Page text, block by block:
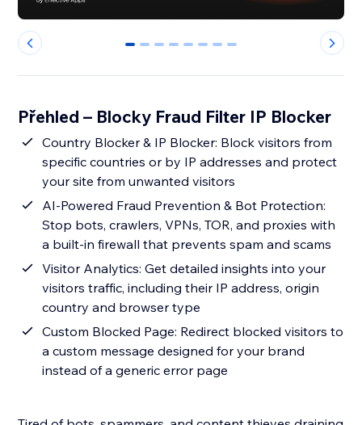
0 1 2 3 4 5 6 7
Přehled – Blocky Fraud Filter IP Blocker
Country Blocker & IP Blocker: Block visitors from
specific countries or by IP addresses and protect
your site from unwanted visitors
AI-Powered Fraud Prevention & Bot Protection:
Stop bots, crawlers, VPNs, TOR, and proxies with
a built-in firewall that prevents spam and scams
Visitor Analytics: Get detailed insights into your
visitors traffic, including their IP address, origin
country and browser type
Custom Blocked Page: Redirect blocked visitors to
a custom message designed for your brand
instead of a generic error page